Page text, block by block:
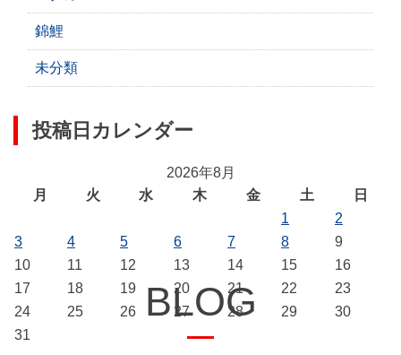
BLOG
錦鯉
未分類
投稿日カレンダー
2026年8月
月
火 水 木 金 土
日
1
2
3
4 5 6 7 8
9
10
11 12 13 14 15
16
17
18 19 20 21 22
23
24
25 26 27 28 29
30
31